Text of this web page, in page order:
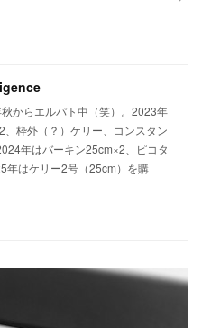
からエルパト中（笑）。2023年
、枠外（？）ケリー、コンスタン
年はバーキン25cm×2、ピコタ
年はケリー2号（25cm）を購